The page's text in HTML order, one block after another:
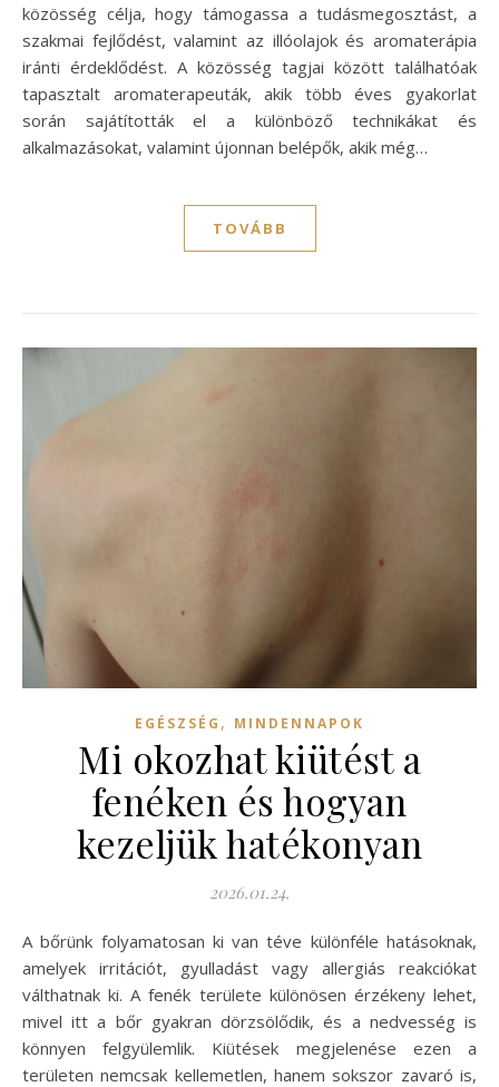
közösség célja, hogy támogassa a tudásmegosztást, a
szakmai fejlődést, valamint az illóolajok és aromaterápia
iránti érdeklődést. A közösség tagjai között találhatóak
tapasztalt aromaterapeuták, akik több éves gyakorlat
során sajátították el a különböző technikákat és
alkalmazásokat, valamint újonnan belépők, akik még…
TOVÁBB
EGÉSZSÉG , MINDENNAPOK
Mi okozhat kiütést a
fenéken és hogyan
kezeljük hatékonyan
2026.01.24.
A bőrünk folyamatosan ki van téve különféle hatásoknak,
amelyek irritációt, gyulladást vagy allergiás reakciókat
válthatnak ki. A fenék területe különösen érzékeny lehet,
mivel itt a bőr gyakran dörzsölődik, és a nedvesség is
könnyen felgyülemlik. Kiütések megjelenése ezen a
területen nemcsak kellemetlen, hanem sokszor zavaró is,